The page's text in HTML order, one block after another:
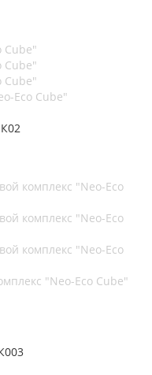
Eco Cube"
"Neo-Eco Cube"